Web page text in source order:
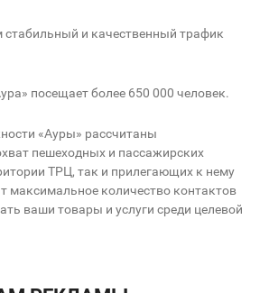
и качественный трафик
посещает более 650 000 человек.
«Ауры» рассчитаны
пешеходных и пассажирских
ТРЦ, так и прилегающих к нему
максимальное количество контактов
ваши товары и услуги среди целевой